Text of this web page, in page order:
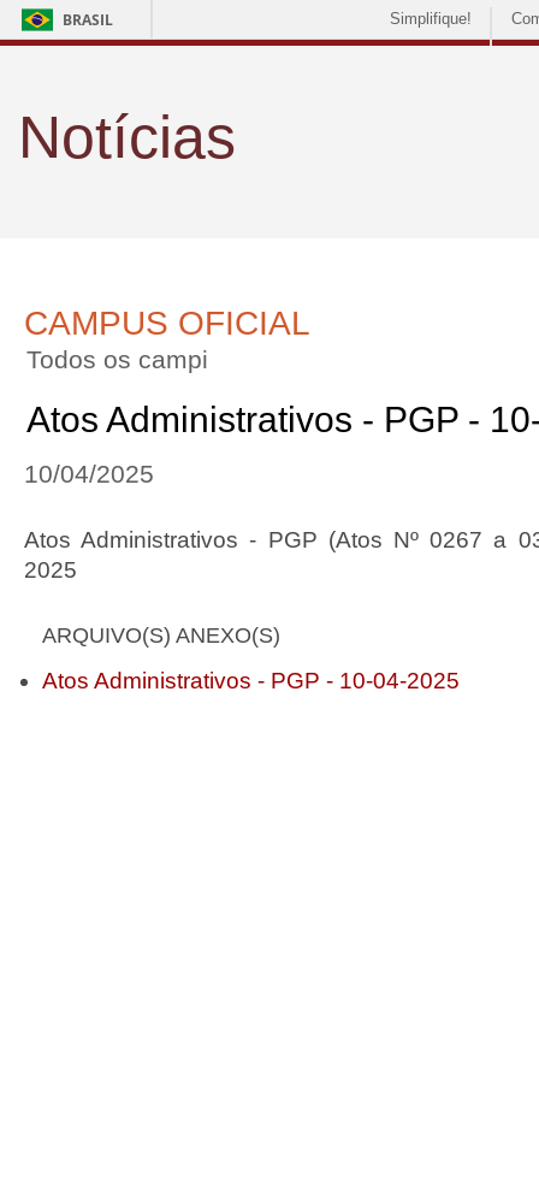
BRASIL Simplifique!
Notícias
CAMPUS OFICIAL
Todos os campi
Atos Administrativos - PGP -
10/04/2025
Atos Administrativos - PGP (Atos Nº 0267 a
2025
ARQUIVO(S) ANEXO(S)
Atos Administrativos - PGP - 10-04-2025